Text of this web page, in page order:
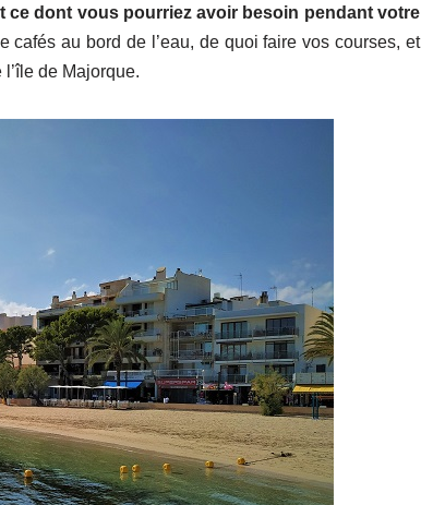
ce dont vous pourriez avoir besoin pendant votre
cafés au bord de l’eau, de quoi faire vos courses, et
de Majorque.